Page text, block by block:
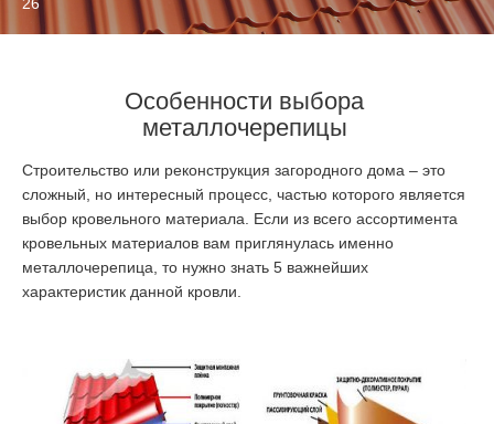
Особенности выбора
металлочерепицы
Строительство или реконструкция загородного дома – это
сложный, но интересный процесс, частью которого является
выбор кровельного материала. Если из всего ассортимента
кровельных материалов вам приглянулась именно
металлочерепица, то нужно знать 5 важнейших
характеристик данной кровли.